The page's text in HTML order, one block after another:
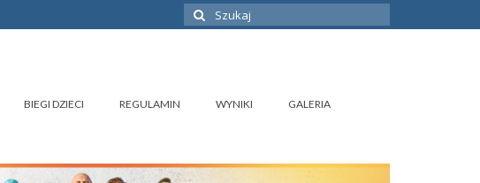
Szuklaj
w:
BIEGI DZIECI REGULAMIN WYNIKI GALERIA